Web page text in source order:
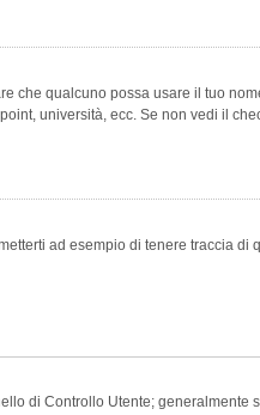
qualcuno possa usare il tuo
università, ecc. Se non vedi il
ad esempio di tenere traccia di
di Controllo Utente;